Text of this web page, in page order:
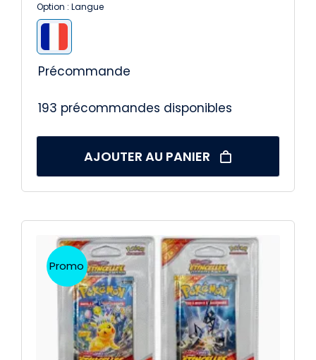
Option : Langue
Précommande
193 précommandes disponibles
AJOUTER AU PANIER
Promo